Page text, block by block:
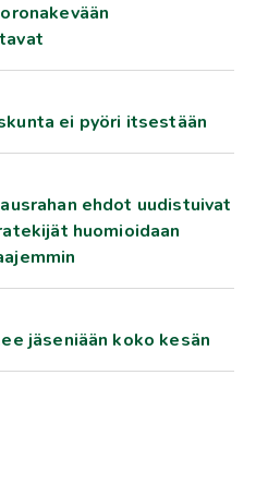
ei pyöri itsestään
ehdot uudistuivat
huomioidaan
jäseniään koko kesän